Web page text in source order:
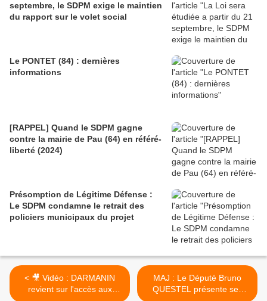
septembre, le SDPM exige le maintien
du rapport sur le volet social
Le PONTET (84) : dernières
informations
[RAPPEL] Quand le SDPM gagne
contre la mairie de Pau (64) en référé-
liberté (2024)
Présomption de Légitime Défense :
Le SDPM condamne le retrait des
policiers municipaux du projet
< 🎥 Vidéo : DARMANIN
revient sur l'accès aux
MAJ : Le Député Bruno
QUESTEL présente ses